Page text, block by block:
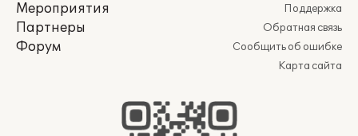
Мероприятия
Партнеры
Форум
Поддержка
Обратная связь
Сообщить об ошибке
Карта сайта